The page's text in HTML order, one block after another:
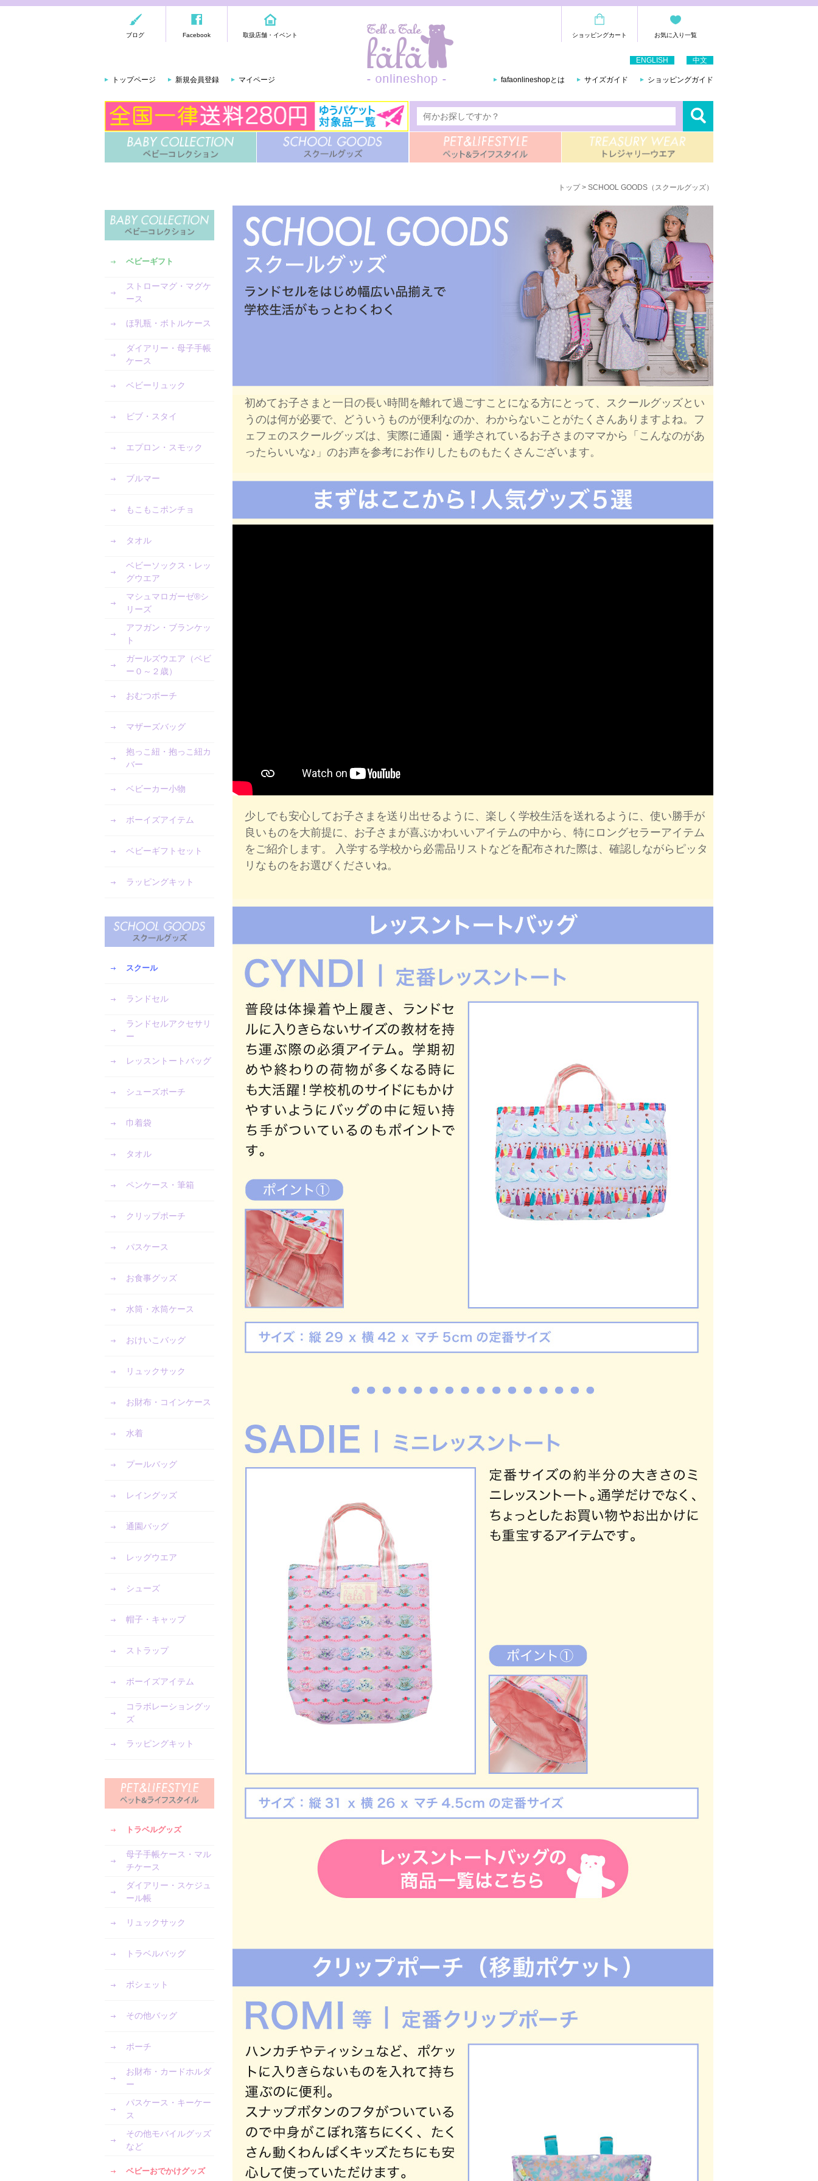
ブログ Facebook 取扱店舗・イベント ショッピングカート お気に入り一覧
ENGLISH 中文
トップページ 新規会員登録 マイページ fafaonlineshopとは サイズガイド ショッピングガイド
ベビーギフト
ストローマグ・マグケ
ース
ほ乳瓶・ボトルケース
ダイアリー・母子手帳
ケース
ベビーリュック
ビブ・スタイ
エプロン・スモック
ブルマー
もこもこポンチョ
タオル
ベビーソックス・レッ
グウエア
マシュマロガーゼ®︎シ
リーズ
アフガン・ブランケッ
ト
ガールズウエア（ベビ
ー０～２歳）
おむつポーチ
マザーズバッグ
抱っこ紐・抱っこ紐カ
バー
ベビーカー小物
ボーイズアイテム
ベビーギフトセット
ラッピングキット
スクール
ランドセル
ランドセルアクセサリ
ー
レッスントートバッグ
シューズポーチ
巾着袋
タオル
ペンケース・筆箱
クリップポーチ
パスケース
お食事グッズ
水筒・水筒ケース
おけいこバッグ
リュックサック
お財布・コインケース
水着
プールバッグ
レイングッズ
通園バッグ
レッグウエア
シューズ
帽子・キャップ
ストラップ
ボーイズアイテム
コラボレーショングッ
ズ
ラッピングキット
トラベルグッズ
母子手帳ケース・マル
チケース
ダイアリー・スケジュ
ール帳
リュックサック
トラベルバッグ
ポシェット
その他バッグ
ポーチ
お財布・カードホルダ
ー
パスケース・キーケー
ス
その他モバイルグッズ
など
ベビーおでかけグッズ
トップ> SCHOOL GOODS（スクールグッズ）
初めてお子さまと一日の長い時間を離れて過ごすことになる方にとって、スクールグッズとい
うのは何が必要で、どういうものが便利なのか、わからないことがたくさんありますよね。フ
ェフェのスクールグッズは、実際に通園・通学されているお子さまのママから「こんなのがあ
ったらいいな♪」のお声を参考にお作りしたものもたくさんございます。
少しでも安心してお子さまを送り出せるように、楽しく学校生活を送れるように、使い勝手が
良いものを大前提に、お子さまが喜ぶかわいいアイテムの中から、特にロングセラーアイテム
をご紹介します。 入学する学校から必需品リストなどを配布された際は、確認しながらピッタ
リなものをお選びくださいね。